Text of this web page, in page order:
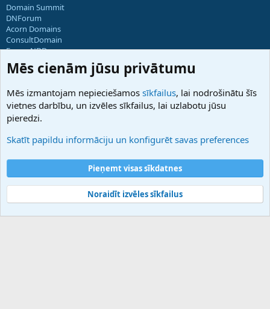
Domain Summit
DNForum
Acorn Domains
ConsultDomain
ForumNDD
Domainforum.ro
27.be
Hostmaria
Atbalsts
Palīdzība
Noteikumi un nosacījumi
Privātuma politika
Community platform by XenForo® © 2010-2025 XenForo Ltd.
Mēs cienām jūsu privātumu
Mēs izmantojam nepieciešamos sīkfailus, lai nodrošinātu šīs
vietnes darbību, un izvēles sīkfailus, lai uzlabotu jūsu
pieredzi.
Skatīt papildu informāciju un konfigurēt savas preferences
Pieņemt visas sīkdatnes
Noraidīt izvēles sīkfailus